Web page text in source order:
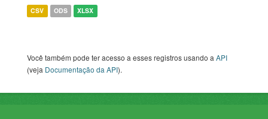
CSV ODS XLSX
Você também pode ter acesso a esses registros usando aAPI
(veja Documentação da API).